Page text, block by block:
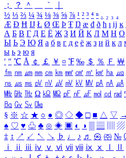
；
？ ＾ ｀
½ ⅓ ⅔ ¼ ¾ ⅛ ⅜ ⅝ ⅞ ¹ ² ³ ⁴ ⁿ ₁ ₂ ₃ ₄
Æ Ð Ħ Ĳ Ł Ø Œ Þ Ŧ Ŋ æ đ ð ħ ı ĳ ĸ
А Б В Г Д Е Ё Ж З И Й К Л М Н О
Ы Ь Э Ю Я а б в г д е ё ж з и й к л
ы ь э ю я
′ ″ ℃ Å ￠ ￡ ￥ ¤ ℉ ‰ ＄ ％ Ｆ ￦
㎙ ㎚ ㎛ ㎜ ㎝ ㎞ ㎟ ㎠ ㎡ ㎢ ㏊ ㎍
㎱ ㎲ ㎳ ㎴ ㎵ ㎶ ㎷ ㎸ ㎹ ㎀ ㎁ ㎂
㎒ ㎓ ㎔ Ω ㏀ ㏁ ㎊ ㎋ ㎌ ㏖ ㏅ ㎭
㏃ ㏉ ㏜ ㏆
§ ※ ☆ ★ ○ ● ◎ ◇ ◆ □ ■ △ ▽ →
♠ ♡ ♥ ♧ ♣ ⊙ ◈ ▣ ◐ ◑ ▒ ▤ ▨
‡ ↕ ↗ ↙ ↖ ↘ ♭ ♩ ♪ ♬ ㉿ ㈜ №
ⅰ
ⅱ ⅲ ⅳ ⅴ ⅵ ⅶ ⅷ ⅸ ⅹ